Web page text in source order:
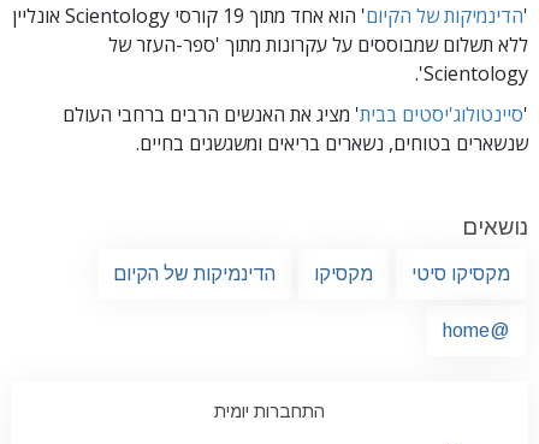
'הדינמיקות של הקיום'
הוא אחד מתוך 19 קורסי Scientology אונליין
ללא תשלום שמבוססים על עקרונות מתוך 'ספר-העזר של
Scientology'.
'סיינטולוג'יסטים בבית' מציג את האנשים הרבים ברחבי העולם
שנשארים בטוחים, נשארים בריאים ומשגשגים בחיים.
נושאים
מקסיקו סיטי מקסיקו הדינמיקות של הקיום
@home
התחברות יומית